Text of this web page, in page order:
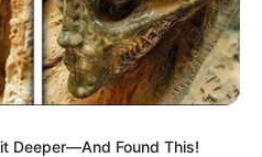
Deeper—And Found This!